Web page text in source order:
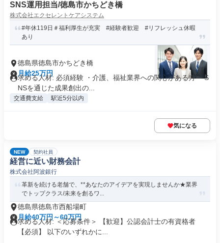
SNS運用担当/徳島市かちどき橋
株式会社エクセレントケアシステム
#年休119日＃福利厚生が充実 #経験者歓迎 #リフレッシュ休暇
あり
徳島県徳島市かちどき橋
月給25万円
求める人材: 必須経験 ・介護、福祉業界への関心がある方 ・S
NSを通じた成果創出の...
交通費支給 駅近5分以内
気になる
NEW 契約社員
経営に近い財務会計
株式会社阿波銀行
革新を続ける老舗で、**あなたのアイデアを実現しませんか★業界
でトップクラス/未来を創るワ...
徳島県徳島市西船場町
月給40万円～60万円
求める人材: ＜応募条件＞ 【歓迎】公認会計士の有資格者
【必須】 以下のいずれかに...